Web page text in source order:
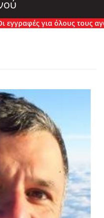
για όλους τους